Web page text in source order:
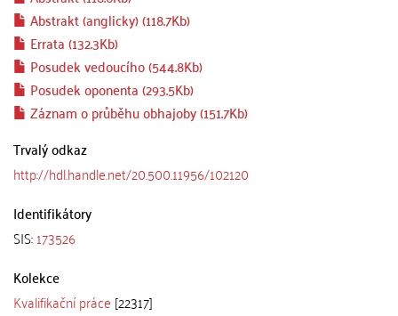
Abstrakt (anglicky) (118.7Kb)
Errata (132.3Kb)
Posudek vedoucího (544.8Kb)
Posudek oponenta (293.5Kb)
Záznam o průběhu obhajoby (151.7Kb)
Trvalý odkaz
http://hdl.handle.net/20.500.11956/102120
Identifikátory
SIS:173526
Kolekce
Kvalifikační práce [22317]